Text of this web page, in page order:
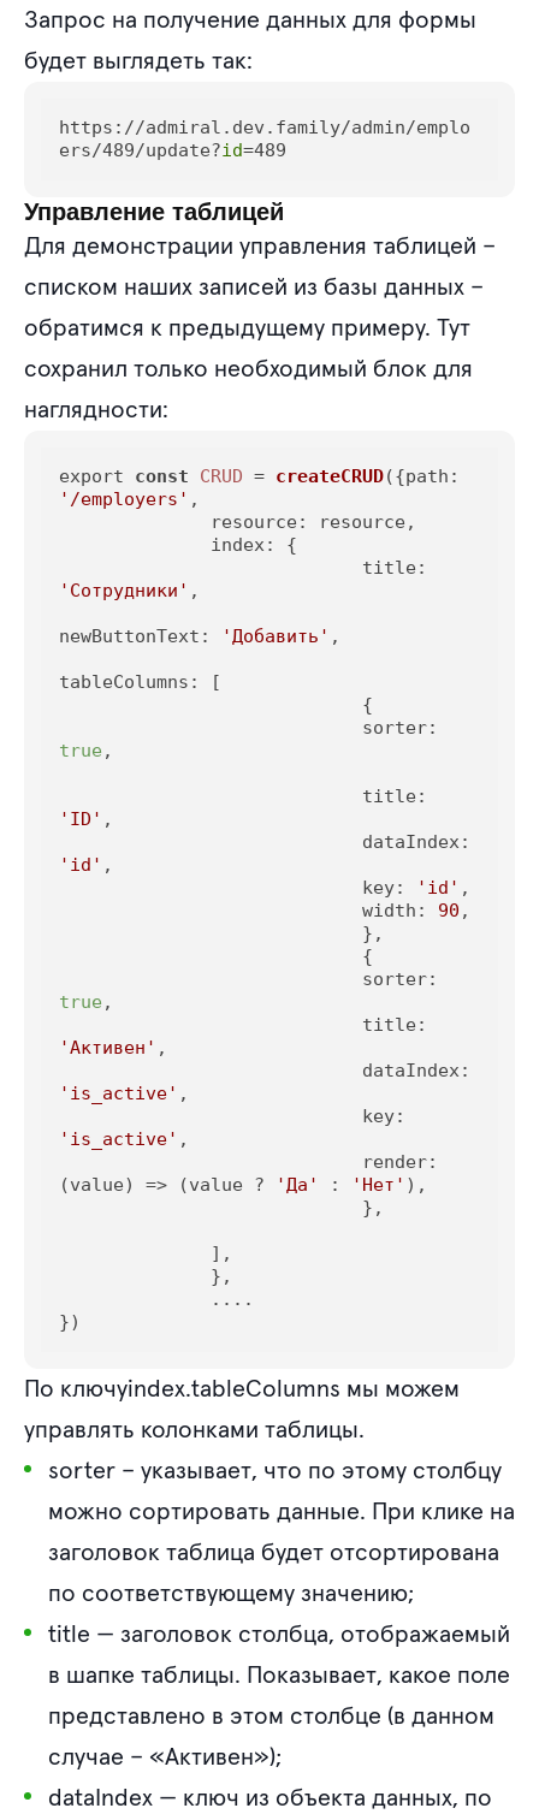
Запрос на получение данных для формы
будет выглядеть так:
https://admiral.dev.family/admin/emplo
ers/489/update?id=489
Управление таблицей
Для демонстрации управления таблицей –
списком наших записей из базы данных –
обратимся к предыдущему примеру. Тут
сохранил только необходимый блок для
наглядности:
export const CRUD = createCRUD({path
'/employers' ,
resource : resource,
index: {
title
'Сотрудники' ,
newButtonText : 'Добавить' ,
tableColumns : [
sorter
true ,
title
'ID' ,
dataIndex
'id' ,
key: 'id' ,
width : 90 ,
sorter
true ,
title
'Активен' ,
dataIndex
'is_active' ,
key
'is_active' ,
render:
(value) => (value ?
'Да' : 'Нет' ),
})
По ключуindex.tableColumns мы можем
управлять колонками таблицы.
sorter – указывает, что по этому столбцу
можно сортировать данные. При клике на
заголовок таблица будет отсортирована
по соответствующему значению;
title — заголовок столбца, отображаемый
в шапке таблицы. Показывает, какое поле
представлено в этом столбце (в данном
случае – «Активен»);
dataIndex — ключ из объекта данных, по